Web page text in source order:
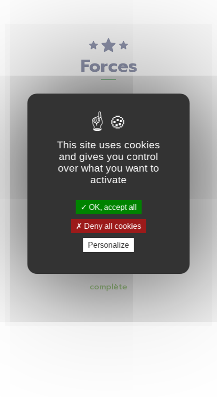
Forces
LAVAGE PELAGE
complète
This site uses cookies
and gives you control
over what you want to
activate
OK, accept all
Deny all cookies
Personalize